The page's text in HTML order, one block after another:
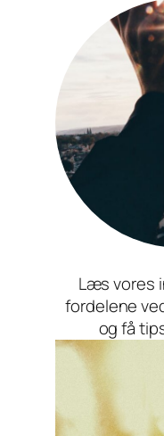
Læs vores
fordelene
og få